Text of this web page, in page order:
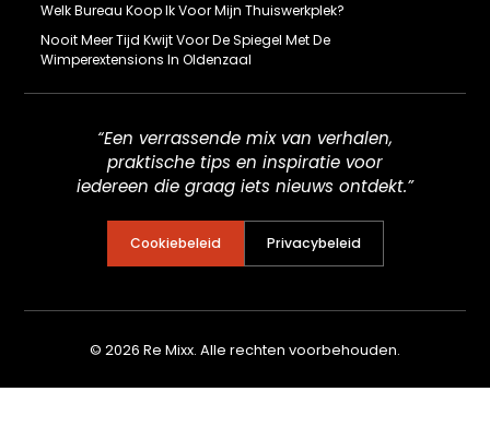
Welk Bureau Koop Ik Voor Mijn Thuiswerkplek?
Nooit Meer Tijd Kwijt Voor De Spiegel Met De
Wimperextensions In Oldenzaal
“Een verrassende mix van verhalen,
praktische tips en inspiratie voor
iedereen die graag iets nieuws ontdekt.”
Cookiebeleid Privacybeleid
© 2026 Re Mixx. Alle rechten voorbehouden.